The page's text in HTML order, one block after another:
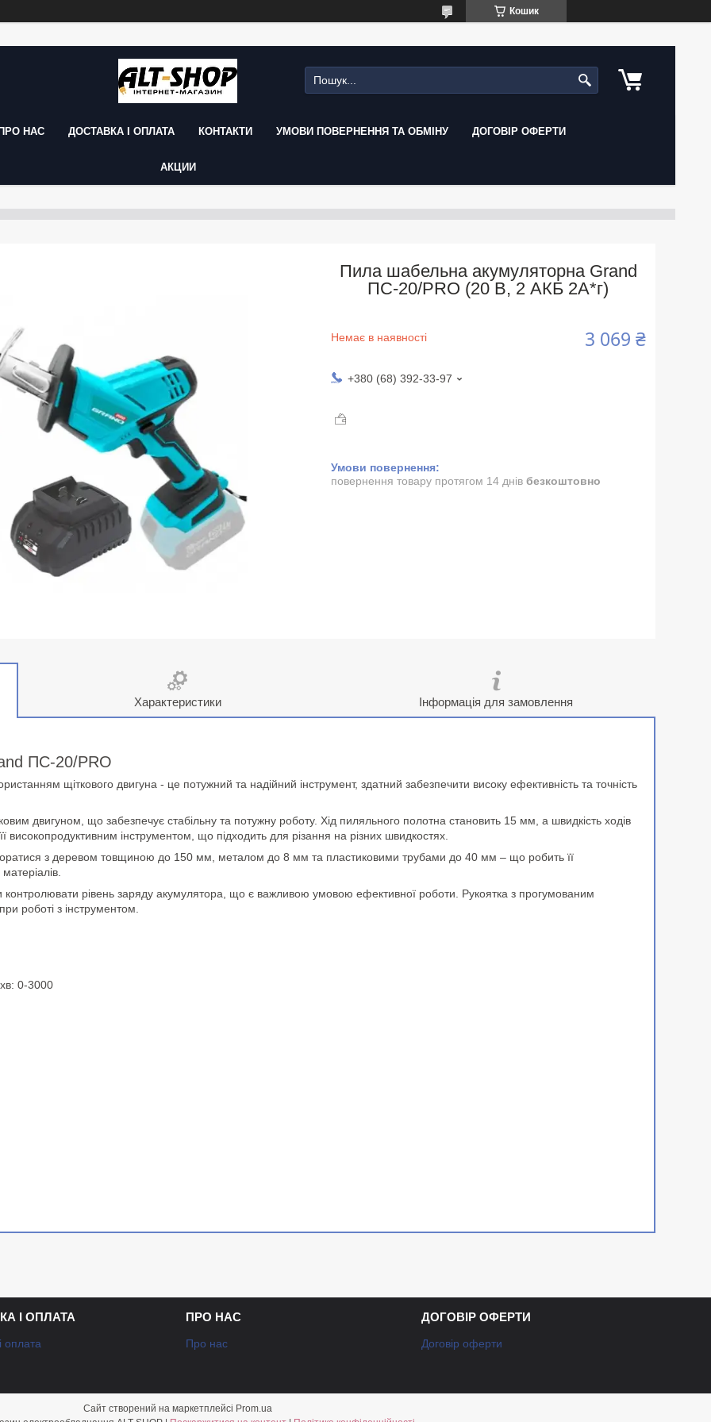
Кошик
НАС ДОСТАВКА І ОПЛАТА КОНТАКТИ УМОВИ ПОВЕРНЕННЯ ТА ОБМІНУ ДОГОВІР ОФЕРТИ
АКЦИИ
Пила шабельна акумуляторна Grand
ПС-20/PRO (20 В, 2 АКБ 2А*г)
Немає в наявності 3 069 ₴
+380 (68) 392-33-97
повернення товару протягом 14 днів безкоштовно
Характеристики Інформація для замовлення
ПС-20/PRO
щіткового двигуна - це потужний та надійний інструмент, здатний забезпечити високу ефективність та точність
двигуном, що забезпечує стабільну та потужну роботу. Хід пиляльного полотна становить 15 мм, а швидкість ходів
інструментом, що підходить для різання на різних швидкостях.
з деревом товщиною до 150 мм, металом до 8 мм та пластиковими трубами до 40 мм – що робить її
контролювати рівень заряду акумулятора, що є важливою умовою ефективної роботи. Рукоятка з прогумованим
роботі з інструментом.
0-3000
І ОПЛАТА
оплата
ПРО НАС
Про нас
ДОГОВІР ОФЕРТИ
Договір оферти
Сайт створений на маркетплейсі Prom.ua